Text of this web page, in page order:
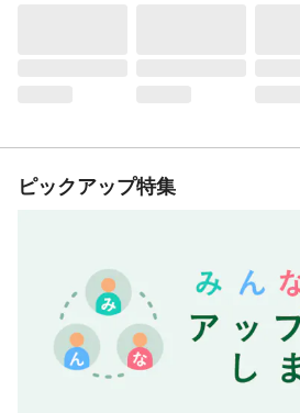
ピックアップ特集